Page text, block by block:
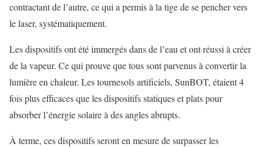
contractant de l’autre, ce qui a permis à la tige de se pencher vers
le laser, systématiquement.
Les dispositifs ont été immergés dans de l’eau et ont réussi à créer
de la vapeur. Ce qui prouve que tous sont parvenus à convertir la
lumière en chaleur. Les tournesols artificiels, SunBOT, étaient 4
fois plus efficaces que les dispositifs statiques et plats pour
absorber l’énergie solaire à des angles abrupts.
À terme, ces dispositifs seront en mesure de surpasser les